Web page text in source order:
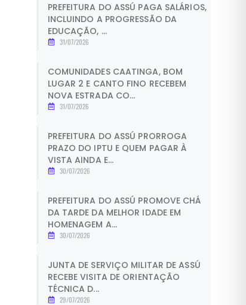
PREFEITURA DO ASSÚ PAGA SALÁRIOS,
INCLUINDO A PROGRESSÃO DA
EDUCAÇÃO, ...
31/07/2026
COMUNIDADES CAATINGA, BOM
LUGAR 2 E CANTO FINO RECEBEM
NOVA ESTRADA CO...
31/07/2026
PREFEITURA DO ASSÚ PRORROGA
PRAZO DO IPTU E QUEM PAGAR À
VISTA AINDA E...
30/07/2026
PREFEITURA DO ASSÚ PROMOVE CHÁ
DA TARDE DA MELHOR IDADE EM
HOMENAGEM A...
30/07/2026
JUNTA DE SERVIÇO MILITAR DE ASSÚ
RECEBE VISITA DE ORIENTAÇÃO
TÉCNICA D...
29/07/2026